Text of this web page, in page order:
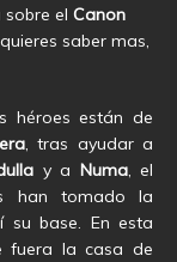
el Canon
saber mas,
héroes están de
, tras ayudar a
y a Numa, el
han tomado la
su base. En esta
fuera la casa de